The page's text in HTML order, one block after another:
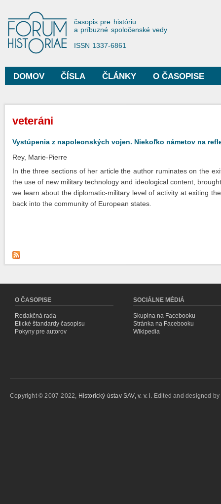
Forum Historiae
časopis pre históriu
a príbuzné spoločenské vedy
ISSN 1337-6861
Hlavné menu
DOMOV ČÍSLA ČLÁNKY O ČASOPISE
Nachádzate sa tu
veteráni
Vystúpenia z napoleonských vojen. Niekoľko námetov na
Rey, Marie-Pierre
In the three sections of her article the author ruminates on the
the use of new military technology and ideological content,
we learn about the diplomatic-military level of activity at exiting
back into the community of European states.
O ČASOPISE
Redakčná rada
Etické štandardy časopisu
Pokyny pre autorov
SOCIÁLNE MÉDIÁ
Skupina na Facebooku
Stránka na Facebooku
Wikipedia
Copyright © 2007-2022, Historický ústav SAV, v. v. i. Edited and designed by